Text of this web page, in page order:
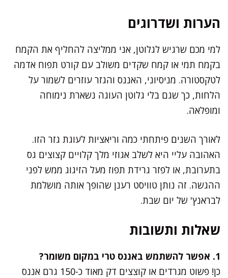
הערות ושדרוגים
למי מכם שרגיש לגלוטן, אני ממליצה להחליף את הקמח
בקמח תמי או קמח שקדים משולב עם קורט תפוח אדמה
לטקסטורה. מניסיוני, האננס והגזר עוזרים לשמור על
הלחות, כך שגם בלי גלוטן העוגה נשארת נימוחה
ומופלאה.
לאורך השנים פיתחתי כמה וריאציות לעוגת גזר הזו.
האהובה עליי היא לשלב אגוזי מלך קלויים קצוצים גס
בתערובת, או לפזר גרידת תפוז מעל הזיגוג ממש לפני
ההגשה. זה נותן טוויסט רענן שהופך אותה מושלמת
לבראנץ' של יום שבת.
שאלות ותשובות
1. אפשר להשתמש באננס טרי במקום משומר?
כן! פשוט מגרדים או קוצצים דק מאוד כ-150 גרם אננס